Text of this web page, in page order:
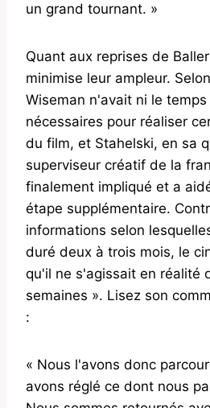
un grand tournant. »
Quant aux reprises de
minimise leur ampleur.
Wiseman n'avait ni le
nécessaires pour réaliser
du film, et Stahelski, en sa
superviseur créatif de la
finalement impliqué et a
étape supplémentaire.
informations selon
duré deux à trois mois, le
qu'il ne s'agissait en réalité
semaines ». Lisez son
:
« Nous l'avons donc
avons réglé ce dont nous